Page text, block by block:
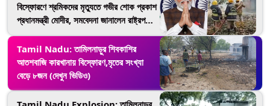
বিস্ফোরণে শ্রমিকদের মৃত্যুতে গভীর শোক প্রকাশ
প্রধানমন্ত্রী মোদীর, সমবেদনা জানালেন রাষ্ট্রপতি
মুর্মুও(দেখুন টুইট)
Tamil Nadu: তামিলনাড়ুর শিবকাশির
আতশবাজি কারখানায় বিস্ফোরণ,মৃতের সংখ্যা
বেড়ে ৮জন (দেখুন ভিডিও)